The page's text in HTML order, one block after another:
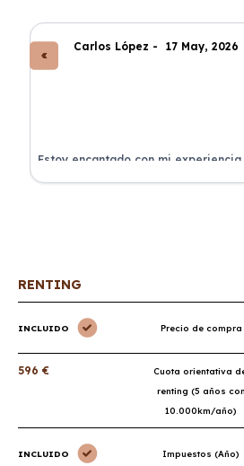
Carlos López - 17 May, 2026
Estoy encantado con mi experiencia
Renting. El coche llegó en perfectas
RENTING
INCLUIDO Precio de compra
596 €
Cuota orientativa
renting (5 años con
10.000km/año)
INCLUIDO Impuestos (Año)